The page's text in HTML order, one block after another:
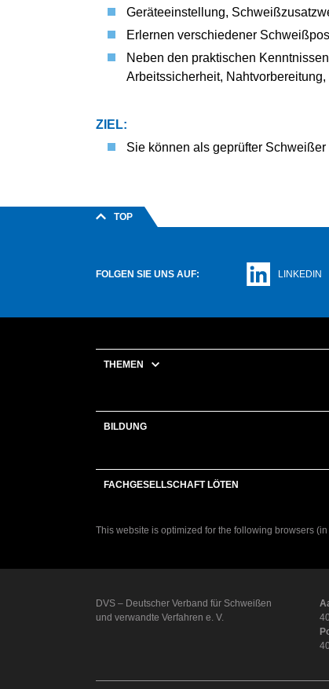
Geräteeinstellung,
Erlernen verschiedener
Neben den praktischen
Arbeitssicherheit,
ZIEL:
Sie können als geprüfter
TOP
FOLGEN SIE UNS AUF: LINKEDIN
THEMEN
BILDUNG
FACHGESELLSCHAFT LÖTEN
This website is optimized for the following browsers
DVS – Deutscher Verband für Schweißen
und verwandte Verfahren e. V.